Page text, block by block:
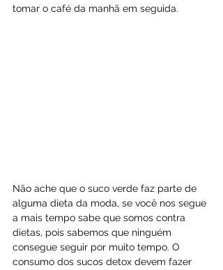
tomar o café da manhã em seguida.
Não ache que o suco verde faz parte de
alguma dieta da moda, se você nos segue
a mais tempo sabe que somos contra
dietas, pois sabemos que ninguém
consegue seguir por muito tempo. O
consumo dos sucos detox devem fazer